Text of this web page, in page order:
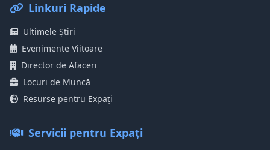
Linkuri Rapide
Ultimele Știri
Evenimente Viitoare
Director de Afaceri
Locuri de Muncă
Resurse pentru Expați
Servicii pentru Expați